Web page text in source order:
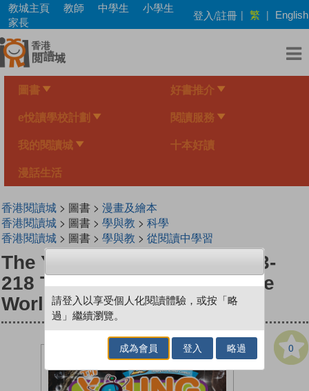
Skip
main
content
教城主頁 教師 中學生
小學生
家長
登入/註冊 | 繁 | English
圖書 好書推介
e悅讀學校計劃 閱讀服務
我的閱讀城 十本好讀
漫話生活
香港閱讀城> 圖書 > 漫畫及繪本
香港閱讀城> 圖書 > 學與教 > 科學
香港閱讀城> 圖書 > 學與教 > 從閱讀中學習
The Young Scientists Level 3-
218 The Hardest Stone In The
World
0
請登入以享受個人化閱讀體驗，或按「略
過」繼續瀏覽。
成為會員 登入 略過